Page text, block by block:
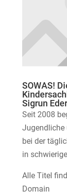
SOWAS!
Sigrun Eder
Seit 2008
Jugendliche
bei der
in
Alle Titel
Domain